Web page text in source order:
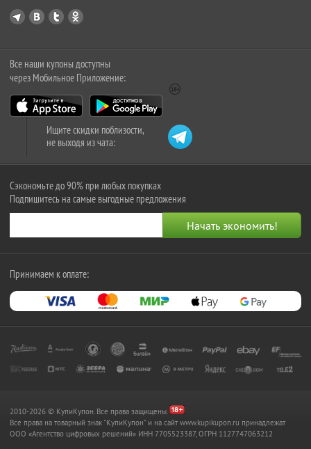
Все наши купоны доступны
через Мобильное Приложение:
Ищите скидки поблизости,
не выходя из чата:
Сэкономьте до 90% при любых покупках
Подпишитесь на самые выгодные предложения
Принимаем к оплате:
2010-2026 © КупиКупон. Все права защищены.
Все права на товарный знак "КупиКупон" и на сайт www.kupikupon.ru принадлежат
OOO «Агентство цифровых решений» ИНН 7705523387, ОГРН 1127747063212